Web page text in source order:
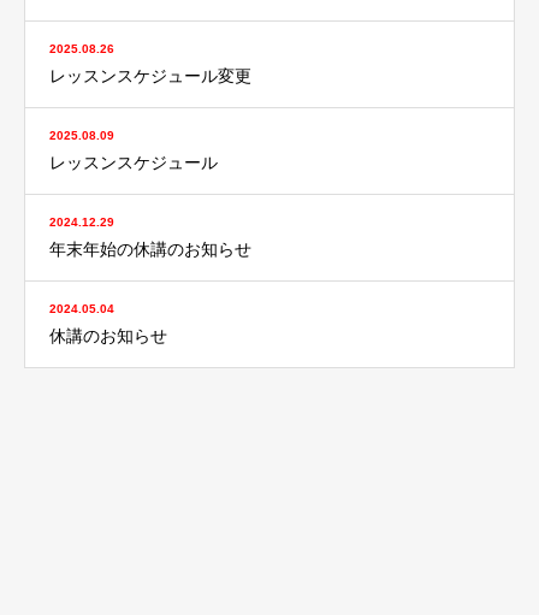
2025.08.26
レッスンスケジュール変更
2025.08.09
レッスンスケジュール
2024.12.29
年末年始の休講のお知らせ
2024.05.04
休講のお知らせ